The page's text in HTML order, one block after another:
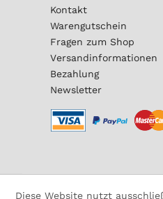
Kontakt
Warengutschein
Fragen zum Shop
Versandinformationen
Bezahlung
Newsletter
Diese Website nutzt